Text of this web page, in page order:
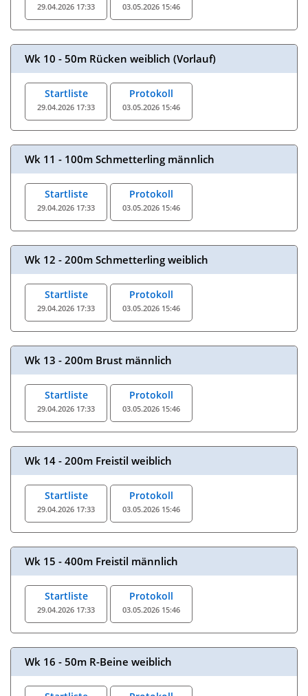
29.04.2026 17:33 03.05.2026 15:46
Wk 10 - 50m Rücken weiblich (Vorlauf)
Startliste
29.04.2026 17:33
Protokoll
03.05.2026 15:46
Wk 11 - 100m Schmetterling männlich
Startliste
29.04.2026 17:33
Protokoll
03.05.2026 15:46
Wk 12 - 200m Schmetterling weiblich
Startliste
29.04.2026 17:33
Protokoll
03.05.2026 15:46
Wk 13 - 200m Brust männlich
Startliste
29.04.2026 17:33
Protokoll
03.05.2026 15:46
Wk 14 - 200m Freistil weiblich
Startliste
29.04.2026 17:33
Protokoll
03.05.2026 15:46
Wk 15 - 400m Freistil männlich
Startliste
29.04.2026 17:33
Protokoll
03.05.2026 15:46
Wk 16 - 50m R-Beine weiblich